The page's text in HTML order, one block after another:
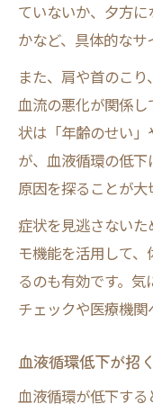
ていないか、夕方
かなど、具体的なサ
また、肩や首のこ
血流の悪化が関係
状は「年齢のせい
が、血液循環の低
原因を探ることが大
症状を見逃さない
モ機能を活用して
るのも有効です。
チェックや医療機関
血液循環低下が招
血液循環が低下する